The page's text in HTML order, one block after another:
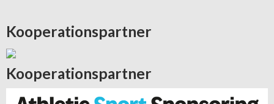
Kooperationspartner
Kooperationspartner